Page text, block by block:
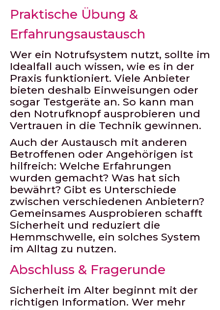
Praktische Übung &
Erfahrungsaustausch
Wer ein Notrufsystem nutzt, sollte im
Idealfall auch wissen, wie es in der
Praxis funktioniert. Viele Anbieter
bieten deshalb Einweisungen oder
sogar Testgeräte an. So kann man
den Notrufknopf ausprobieren und
Vertrauen in die Technik gewinnen.
Auch der Austausch mit anderen
Betroffenen oder Angehörigen ist
hilfreich: Welche Erfahrungen
wurden gemacht? Was hat sich
bewährt? Gibt es Unterschiede
zwischen verschiedenen Anbietern?
Gemeinsames Ausprobieren schafft
Sicherheit und reduziert die
Hemmschwelle, ein solches System
im Alltag zu nutzen.
Abschluss & Fragerunde
Sicherheit im Alter beginnt mit der
richtigen Information. Wer mehr